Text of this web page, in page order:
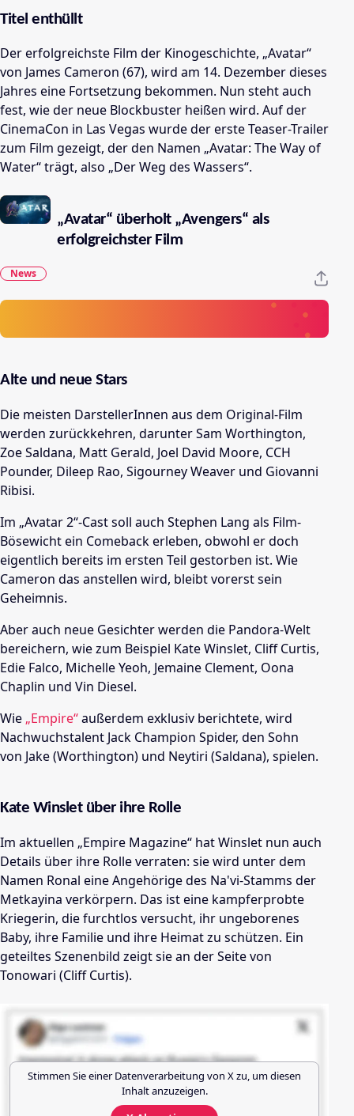
Titel enthüllt
Der erfolgreichste Film der Kinogeschichte, „Avatar“
von James Cameron (67), wird am 14. Dezember dieses
Jahres eine Fortsetzung bekommen. Nun steht auch
fest, wie der neue Blockbuster heißen wird. Auf der
CinemaCon in Las Vegas wurde der erste Teaser-Trailer
zum Film gezeigt, der den Namen „Avatar: The Way of
Water“ trägt, also „Der Weg des Wassers“.
„Avatar“ überholt „Avengers“ als
erfolgreichster Film
News
Alte und neue Stars
Die meisten DarstellerInnen aus dem Original-Film
werden zurückkehren, darunter Sam Worthington,
Zoe Saldana, Matt Gerald, Joel David Moore, CCH
Pounder, Dileep Rao, Sigourney Weaver und Giovanni
Ribisi.
Im „Avatar 2“-Cast soll auch Stephen Lang als Film-
Bösewicht ein Comeback erleben, obwohl er doch
eigentlich bereits im ersten Teil gestorben ist. Wie
Cameron das anstellen wird, bleibt vorerst sein
Geheimnis.
Aber auch neue Gesichter werden die Pandora-Welt
bereichern, wie zum Beispiel Kate Winslet, Cliff Curtis,
Edie Falco, Michelle Yeoh, Jemaine Clement, Oona
Chaplin und Vin Diesel.
Wie „Empire“außerdem exklusiv berichtete, wird
Nachwuchstalent Jack Champion Spider, den Sohn
von Jake (Worthington) und Neytiri (Saldana), spielen.
Kate Winslet über ihre Rolle
Im aktuellen „Empire Magazine“ hat Winslet nun auch
Details über ihre Rolle verraten: sie wird unter dem
Namen Ronal eine Angehörige des Na'vi-Stamms der
Metkayina verkörpern. Das ist eine kampferprobte
Kriegerin, die furchtlos versucht, ihr ungeborenes
Baby, ihre Familie und ihre Heimat zu schützen. Ein
geteiltes Szenenbild zeigt sie an der Seite von
Tonowari (Cliff Curtis).
Stimmen Sie einer Datenverarbeitung von X zu, um diesen
Inhalt anzuzeigen.